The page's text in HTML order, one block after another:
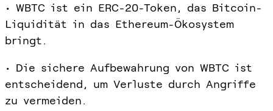
• WBTC ist ein ERC-20-Token, das Bitcoin-
Liquidität in das Ethereum-Ökosystem
bringt.
• Die sichere Aufbewahrung von WBTC ist
entscheidend, um Verluste durch Angriffe
zu vermeiden.